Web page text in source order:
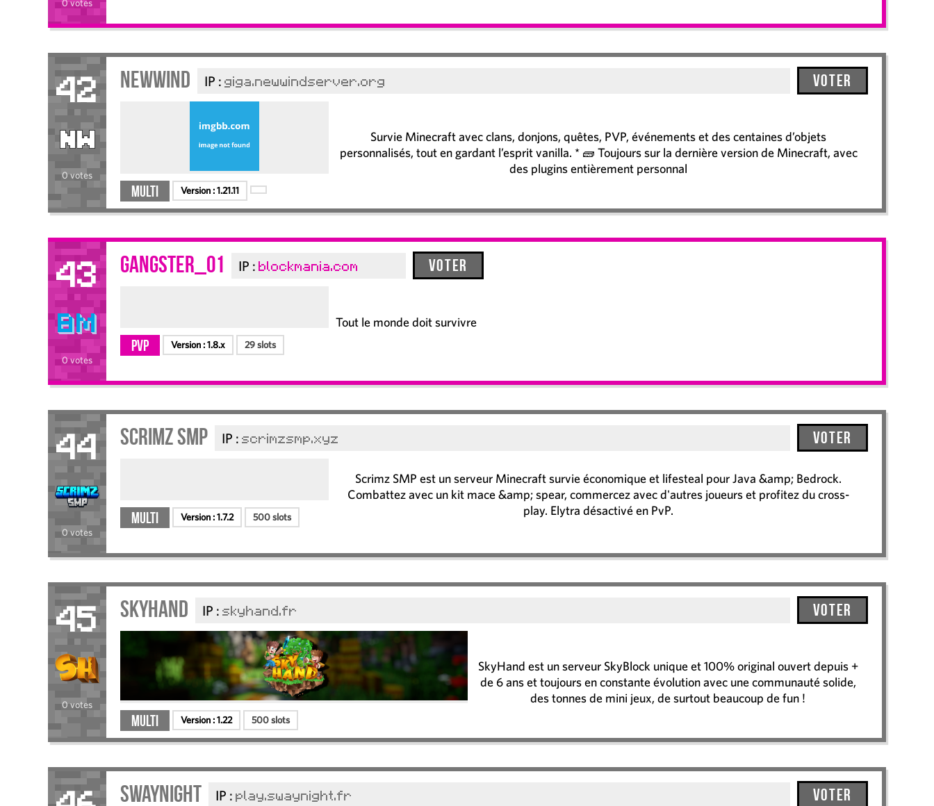
0 votes
42
0 votes
Newwind IP : giga.newwindserver.org Voter
Multi Version :1.21.11
Survie Minecraft avec clans, donjons, quêtes, PVP, événements et des centaines d’objets
personnalisés, tout en gardant l’esprit vanilla. * 🧱 Toujours sur la dernière version de Minecraft, avec
des plugins entièrement personnal
43
0 votes
GANGSTER_01 IP : blockmania.com Voter
PvP Version :1.8.x 29 slots
Tout le monde doit survivre
44
0 votes
Scrimz SMP IP : scrimzsmp.xyz Voter
Multi Version :1.7.2 500 slots
Scrimz SMP est un serveur Minecraft survie économique et lifesteal pour Java &amp; Bedrock.
Combattez avec un kit mace &amp; spear, commercez avec d'autres joueurs et profitez du cross-
play. Elytra désactivé en PvP.
45
0 votes
SkyHand IP : skyhand.fr Voter
Multi Version :1.22 500 slots
SkyHand est un serveur SkyBlock unique et 100% original ouvert depuis +
de 6 ans et toujours en constante évolution avec une communauté solide,
des tonnes de mini jeux, de surtout beaucoup de fun !
SwayNight IP : play.swaynight.fr Voter